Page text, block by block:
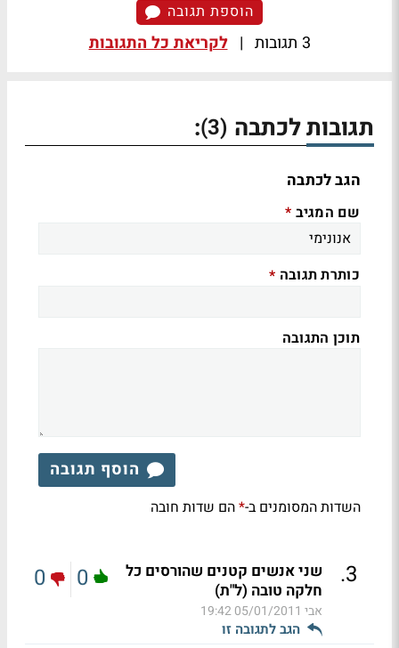
הוספת תגובה
3 תגובות | לקריאת כל התגובות
תגובות לכתבה (3)
:
הגב לכתבה
שם המגיב *
כותרת תגובה *
תוכן התגובה
הוסף תגובה
השדות המסומנים ב-*הם שדות חובה
3
.
שני אנשים קטנים שהורסים כל
חלקה טובה (ל"ת)
אבי 05/01/2011 19:42
הגב לתגובה זו
0
0